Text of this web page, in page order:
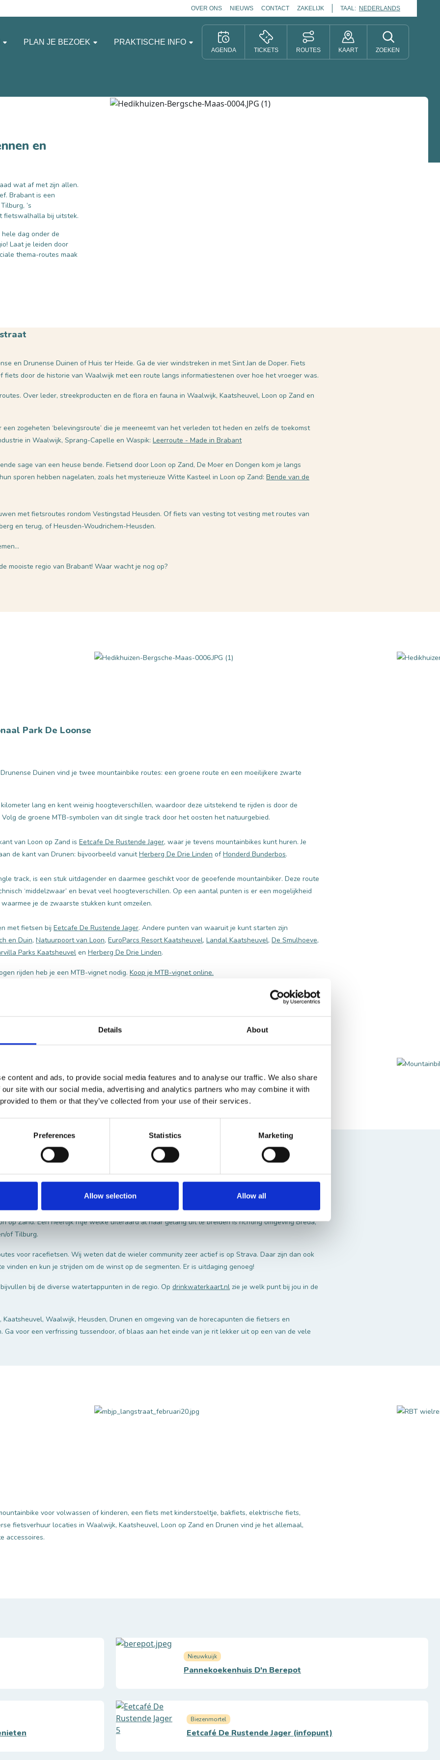
Details About
content and ads, to provide social media features and to analyse our traffic. We also share
site with our social media, advertising and analytics partners who may combine it with
to them or that they’ve collected from your use of their services.
Preferences Statistics Marketing
Allow selection Allow all
OVER ONS NIEUWS CONTACT ZAKELIJK TAAL: NEDERLANDS
PLAN JE BEZOEK PRAKTISCHE INFO
AGENDA TICKETS ROUTES KAART ZOEKEN
en
wat af met zijn allen.
Brabant is een
’s
fietswalhalla bij uitstek.
dag onder de
Laat je leiden door
thema-routes maak
en Drunense Duinen of Huis ter Heide. Ga de vier windstreken in met Sint Jan de Doper. Fiets
fiets door de historie van Waalwijk met een route langs informatiestenen over hoe het vroeger was.
Over leder, streekproducten en de flora en fauna in Waalwijk, Kaatsheuvel, Loon op Zand en
zogeheten ‘belevingsroute’ die je meeneemt van het verleden tot heden en zelfs de toekomst
in Waalwijk, Sprang-Capelle en Waspik: Leerroute - Made in Brabant
sage van een heuse bende. Fietsend door Loon op Zand, De Moer en Dongen kom je langs
sporen hebben nagelaten, zoals het mysterieuze Witte Kasteel in Loon op Zand: Bende van de
met fietsroutes rondom Vestingstad Heusden. Of fiets van vesting tot vesting met routes van
en terug, of Heusden-Woudrichem-Heusden.
mooiste regio van Brabant! Waar wacht je nog op?
Park De Loonse
Duinen vind je twee mountainbike routes: een groene route en een moeilijkere zwarte
lang en kent weinig hoogteverschillen, waardoor deze uitstekend te rijden is door de
de groene MTB-symbolen van dit single track door het oosten het natuurgebied.
van Loon op Zand is Eetcafe De Rustende Jager, waar je tevens mountainbikes kunt huren. Je
de kant van Drunen: bijvoorbeeld vanuitHerberg De Drie Linden ofHonderd Bunderbos.
track, is een stuk uitdagender en daarmee geschikt voor de geoefende mountainbiker. Deze route
‘middelzwaar’ en bevat veel hoogteverschillen. Op een aantal punten is er een mogelijkheid
je de zwaarste stukken kunt omzeilen.
met fietsen bij Eetcafe De Rustende Jager. Andere punten van waaruit je kunt starten zijn
en Duin, Natuurpoort van Loon, EuroParcs Resort Kaatsheuvel, Landal Kaatsheuvel, De Smulhoeve,
Parks Kaatsheuvel en Herberg De Drie Linden.
rijden heb je een MTB-vignet nodig. Koop je MTB-vignet online.
HIER
is regio De Langstraat een heerlijk gebied. Van fijne (snel)fietspaden tot kinderkopjes. Van vlakke
op Zand richting De Moer en Waspik. Via Raamsdonk naar de andere kant van de Maas om langs
Heusden Vesting te vlammen. Vervolgens rijd je via Vlijmen door Nationaal Park De Loonse en
op Zand. Een heerlijk ritje welke uiteraard al naar gelang uit te breiden is richting omgeving Breda,
of Tilburg.
voor racefietsen. Wij weten dat de wieler community zeer actief is op Strava. Daar zijn dan ook
vinden en kun je strijden om de winst op de segmenten. Er is uitdaging genoeg!
bij de diverse watertappunten in de regio. Op drinkwaterkaart.nl zie je welk punt bij jou in de
Waalwijk, Heusden, Drunen en omgeving van de horecapunten die fietsers en
Ga voor een verfrissing tussendoor, of blaas aan het einde van je rit lekker uit op een van de vele
voor volwassen of kinderen, een fiets met kinderstoeltje, bakfiets, elektrische fiets,
fietsverhuur locaties in Waalwijk, Kaatsheuvel, Loon op Zand en Drunen vind je het allemaal,
accessoires.
Nieuwkuijk
Pannekoekenhuis D'n Berepot
Biezenmortel
Eetcafé De Rustende Jager (infopunt)